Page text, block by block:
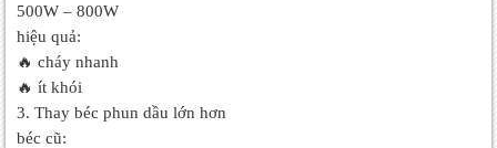
500W – 800W
hiệu quả:
🔥 cháy nhanh
🔥 ít khói
3. Thay béc phun dầu lớn hơn
béc cũ: